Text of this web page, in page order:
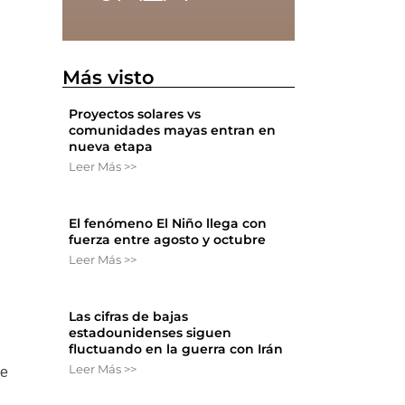
Más visto
Proyectos solares vs
comunidades mayas entran en
nueva etapa
Leer Más >>
El fenómeno El Niño llega con
fuerza entre agosto y octubre
Leer Más >>
Las cifras de bajas
estadounidenses siguen
fluctuando en la guerra con Irán
Leer Más >>